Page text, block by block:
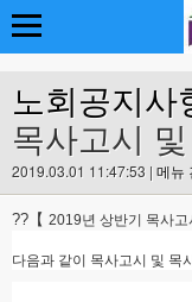
노회공지사
목사고시
2019.03.01 11:47:53 | 메뉴
??【 2019년 상반기 목사고
다음과 같이 목사고시 및 목